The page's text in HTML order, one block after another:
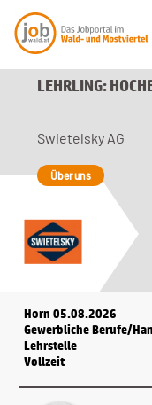
LEHRLING:
Swietelsky AG
Über uns
Horn 05.08.2026
Gewerbliche Berufe/
Lehrstelle
Vollzeit